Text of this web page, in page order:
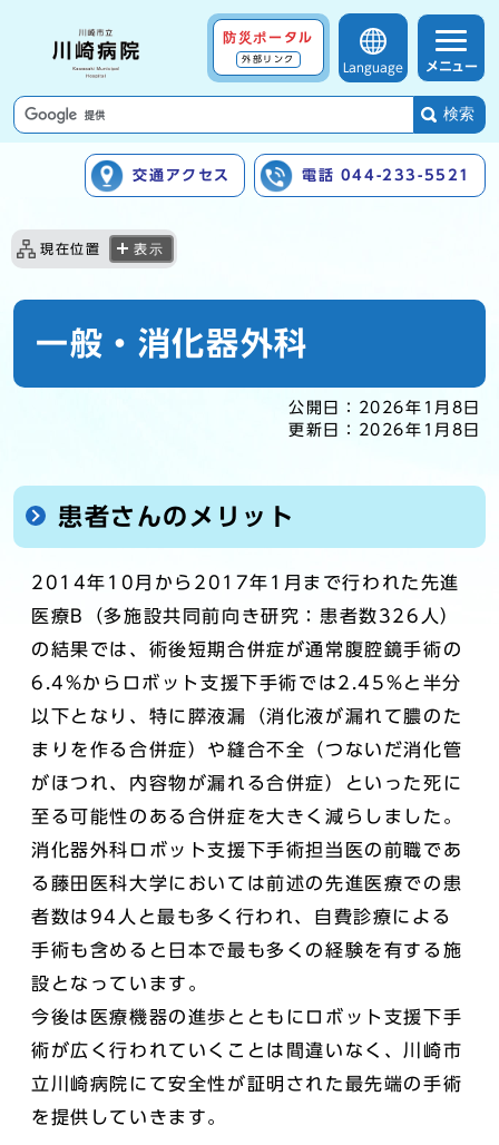
防災ポータル
外部リンク
Language メニュー
検索
交通アクセス 電話 044-233-5521
現在位置 表示
一般・消化器外科
公開日：
2026年1月8日
更新日：
2026年1月8日
患者さんのメリット
2014年10月から2017年1月まで行われた先進
医療B（多施設共同前向き研究：患者数326人）
の結果では、術後短期合併症が通常腹腔鏡手術の
6.4%からロボット支援下手術では2.45%と半分
以下となり、特に膵液漏（消化液が漏れて膿のた
まりを作る合併症）や縫合不全（つないだ消化管
がほつれ、内容物が漏れる合併症）といった死に
至る可能性のある合併症を大きく減らしました。
消化器外科ロボット支援下手術担当医の前職であ
る藤田医科大学においては前述の先進医療での患
者数は94人と最も多く行われ、自費診療による
手術も含めると日本で最も多くの経験を有する施
設となっています。
今後は医療機器の進歩とともにロボット支援下手
術が広く行われていくことは間違いなく、川崎市
立川崎病院にて安全性が証明された最先端の手術
を提供していきます。